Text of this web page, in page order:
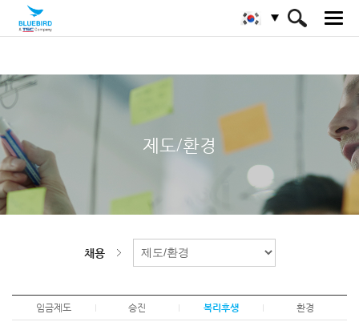
채용 제도/환경
제도/환경
채용
임금제도 승진 복리후생 환경